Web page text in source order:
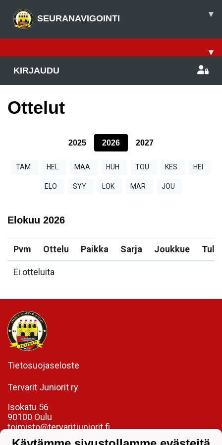
SEURANAVIGOINTI ▾
▾
KIRJAUDU
Ottelut
2025 2026 2027
TAM HEL MAA HUH TOU KES HEI
ELO SYY LOK MAR JOU
Elokuu 2026
Pvm Ottelu Paikka Sarja Joukkue
Ei otteluita
Tietosuojaseloste
Tervarit Juniorit ry
Isokatu 56
90100 Oulu
toimisto@tervaritjuniorit.fi